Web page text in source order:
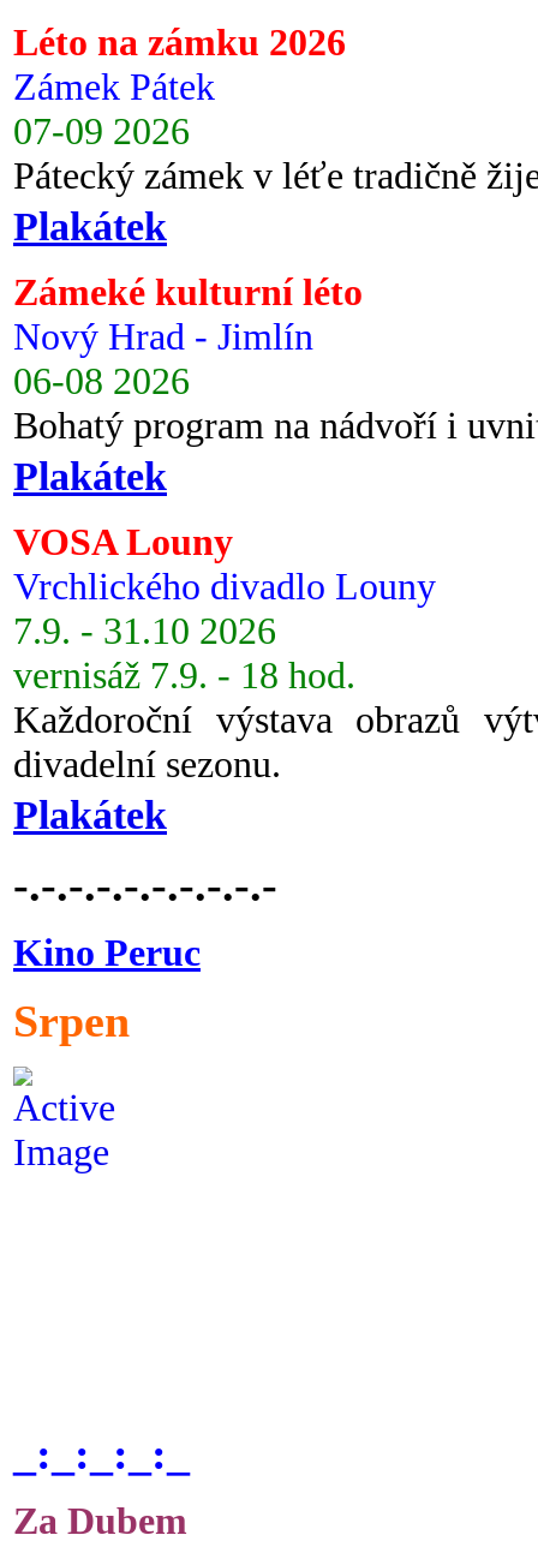
Léto na zámku 2026
Zámek Pátek
07-09 2026
Pátecký zámek v léťe tradičně
Plakátek
Zámeké kulturní léto
Nový Hrad - Jimlín
06-08 2026
Bohatý program na nádvoří i
Plakátek
VOSA Louny
Vrchlického divadlo Louny
7.9. - 31.10 2026
vernisáž 7.9. - 18 hod.
Každoroční výstava obrazů
divadelní sezonu.
Plakátek
-.-.-.-.-.-.-.-.-.-
Kino Peruc
Srpen
_:_:_:_:_
Za Dubem